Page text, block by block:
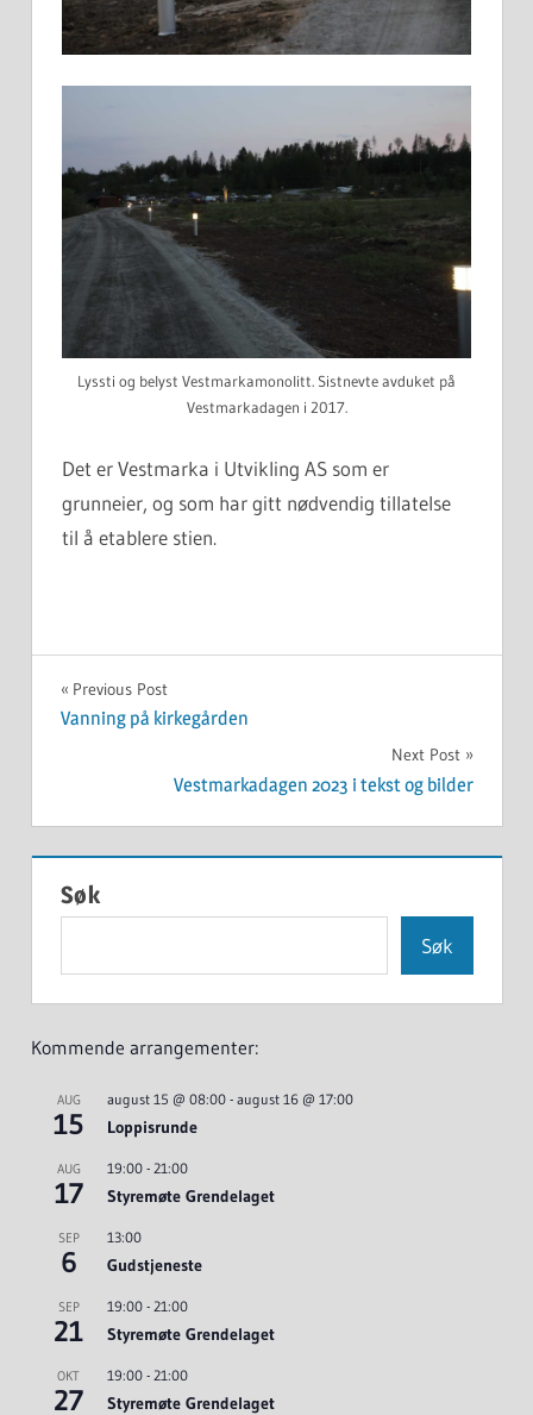
Lyssti og belyst Vestmarkamonolitt. Sistnevte avduket på
Vestmarkadagen i 2017.
Det er Vestmarka i Utvikling AS som er
grunneier, og som har gitt nødvendig tillatelse
til å etablere stien.
UKATEGORISERT
Innleggsnavigasjon
Previous Post
Vanning på kirkegården
Next Post
Vestmarkadagen 2023 i tekst og bilder
Søk
Søk
Kommende arrangementer:
AUG
15
august 15 @ 08:00- august 16 @ 17:00
Loppisrunde
AUG
17
19:00- 21:00
Styremøte Grendelaget
SEP
6
13:00
Gudstjeneste
SEP
21
19:00- 21:00
Styremøte Grendelaget
OKT
27
19:00- 21:00
Styremøte Grendelaget